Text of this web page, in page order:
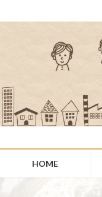
HOME